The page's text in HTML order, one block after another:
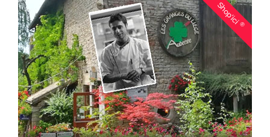
Shop'ici®